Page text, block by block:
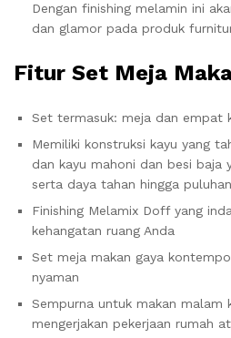
Dengan finishing melamin ini
dan glamor pada produk
Fitur Set Meja
Set termasuk: meja dan empat
Memiliki konstruksi kayu yang
dan kayu mahoni dan besi baja
serta daya tahan hingga
Finishing Melamix Doff yang
kehangatan ruang Anda
Set meja makan gaya
nyaman
Sempurna untuk makan malam
mengerjakan pekerjaan rumah